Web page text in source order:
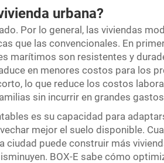
urbana?
Por lo general, las viviendas
que las convencionales. En
marítimos son resistentes y
en menores costos para los
lo que reduce los costos
sin incurrir en grandes
es su capacidad para
mejor el suelo disponible.
ciudad puede construir más
BOX-E sabe cómo